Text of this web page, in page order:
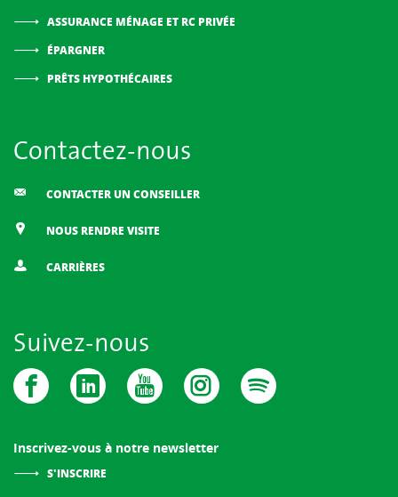
ASSURANCE MÉNAGE ET RC PRIVÉE
ÉPARGNER
PRÊTS HYPOTHÉCAIRES
Contactez-nous
CONTACTER UN CONSEILLER
NOUS RENDRE VISITE
CARRIÈRES
Suivez-nous
Inscrivez-vous à notre newsletter
S'INSCRIRE